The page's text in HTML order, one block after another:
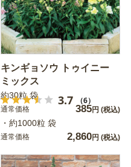
キンギョソウ トゥイニー
ミックス
3.7 （6）
約30粒 袋
通常価格 385円 (税込)
・約1000粒 袋
通常価格 2,860円 (税込)